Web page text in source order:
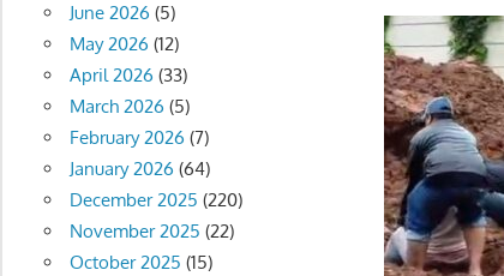
June 2026 (5)
May 2026 (12)
April 2026 (33)
March 2026 (5)
February 2026 (7)
January 2026 (64)
December 2025 (220)
November 2025 (22)
October 2025 (15)